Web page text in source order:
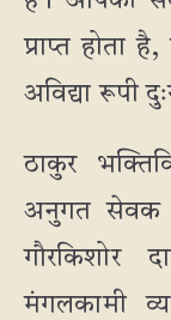
प्राप्त होता
अविद्या रूपी
ठाकुर
अनुगत सेवक
गौरकिशोर
मंगलकामी